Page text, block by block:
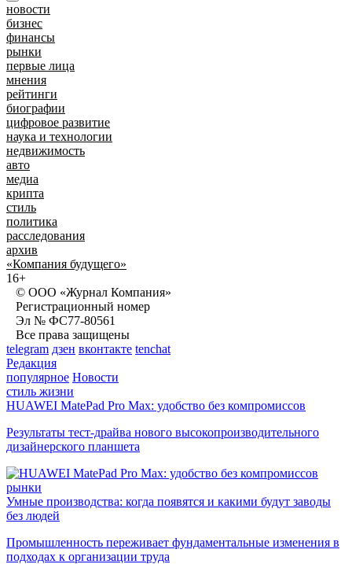
новости
бизнес
финансы
рынки
первые лица
мнения
рейтинги
биографии
цифровое развитие
наука и технологии
недвижимость
авто
медиа
крипта
стиль
политика
расследования
архив
«Компания будущего»
16+
© ООО «Журнал Компания»
Регистрационный номер
Эл № ФС77-80561
Все права защищены
telegram дзен вконтакте tenchat
Редакция
популярное Новости
стиль жизни
HUAWEI MatePad Pro Max: удобство без компромиссов
Результаты тест-драйва нового высокопроизводительного
дизайнерского планшета
рынки
Умные производства: когда появятся и какими будут заводы
без людей
Промышленность переживает фундаментальные изменения в
подходах к организации труда